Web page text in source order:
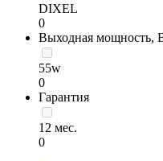
DIXEL
0
Выходная мощность,
55w
0
Гарантия
12 мес.
0